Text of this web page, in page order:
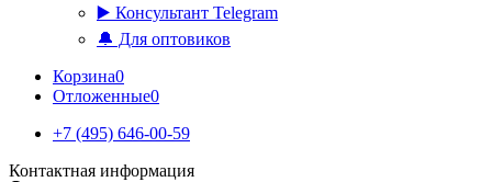
▶️ Консультант Telegram
🔔 Для оптовиков
Корзина0
Отложенные0
+7 (495) 646-00-59
Контактная информация